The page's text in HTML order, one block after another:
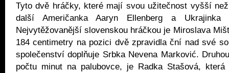
Tyto dvě hráčky, které mají svou užitečnost vyšší
další Američanka Aaryn Ellenberg a Ukrajinka
Nejvytěžovanější slovenskou hráčkou je Miroslava
184 centimetry na pozici dvě zpravidla ční nad své
společenství doplňuje Srbka Nevena Marković.
počtu minut na palubovce, je Radka Stašová,